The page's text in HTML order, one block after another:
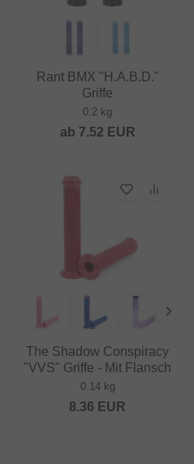
Rant BMX "H.A.B.D."
Griffe
0.2 kg
ab 7.52 EUR
The Shadow Conspiracy
"VVS" Griffe - Mit Flansch
0.14 kg
8.36 EUR